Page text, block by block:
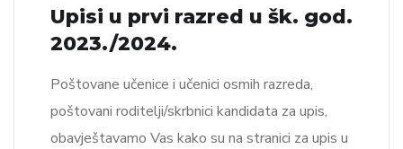
Upisi u prvi razred u šk. god.
2023./2024.
Poštovane učenice i učenici osmih razreda,
poštovani roditelji/skrbnici kandidata za upis,
obavještavamo Vas kako su na stranici za upis u